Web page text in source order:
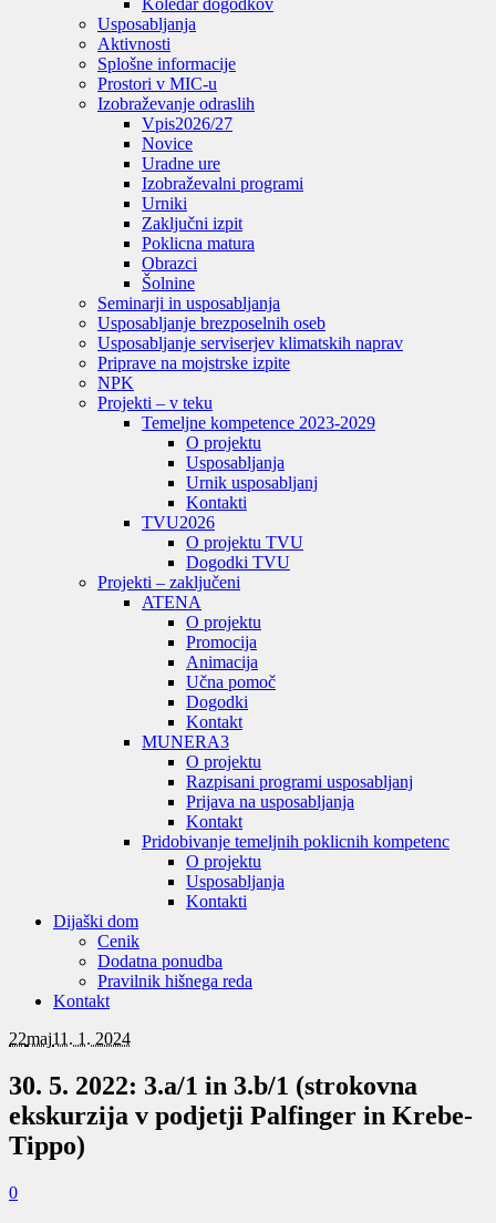
Koledar dogodkov
Usposabljanja
Aktivnosti
Splošne informacije
Prostori v MIC-u
Izobraževanje odraslih
Vpis2026/27
Novice
Uradne ure
Izobraževalni programi
Urniki
Zaključni izpit
Poklicna matura
Obrazci
Šolnine
Seminarji in usposabljanja
Usposabljanje brezposelnih oseb
Usposabljanje serviserjev klimatskih naprav
Priprave na mojstrske izpite
NPK
Projekti – v teku
Temeljne kompetence 2023-2029
O projektu
Usposabljanja
Urnik usposabljanj
Kontakti
TVU2026
O projektu TVU
Dogodki TVU
Projekti – zaključeni
ATENA
O projektu
Promocija
Animacija
Učna pomoč
Dogodki
Kontakt
MUNERA3
O projektu
Razpisani programi usposabljanj
Prijava na usposabljanja
Kontakt
Pridobivanje temeljnih poklicnih kompetenc
O projektu
Usposabljanja
Kontakti
Dijaški dom
Cenik
Dodatna ponudba
Pravilnik hišnega reda
Kontakt
22maj11. 1. 2024
30. 5. 2022: 3.a/1 in 3.b/1 (strokovna
ekskurzija v podjetji Palfinger in Krebe-
Tippo)
0